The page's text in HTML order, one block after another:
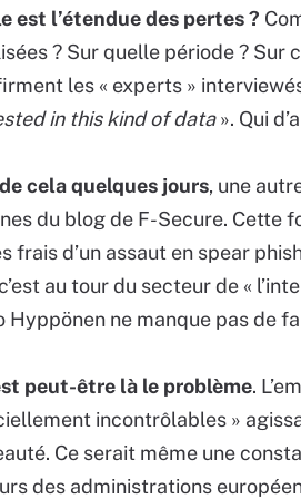
est l’étendue des pertes ?
? Sur quelle période ? Sur
les « experts »
in this kind of data». Qui
cela quelques jours, une
du blog de F-Secure. Cette
frais d’un assaut en spear
au tour du secteur de «
Hyppönen ne manque pas de
peut-être là le problème.
incontrôlables »
Ce serait même une
des administrations